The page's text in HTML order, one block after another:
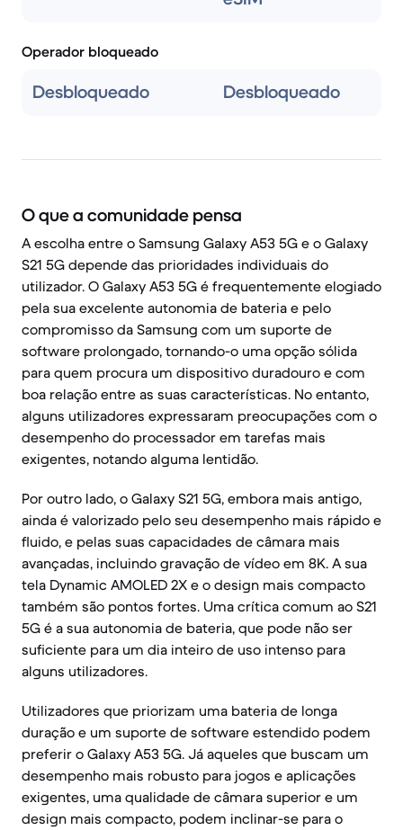
Operador bloqueado
Desbloqueado Desbloqueado
O que a comunidade pensa
A escolha entre o Samsung Galaxy A53 5G e o Galaxy
S21 5G depende das prioridades individuais do
utilizador. O Galaxy A53 5G é frequentemente elogiado
pela sua excelente autonomia de bateria e pelo
compromisso da Samsung com um suporte de
software prolongado, tornando-o uma opção sólida
para quem procura um dispositivo duradouro e com
boa relação entre as suas características. No entanto,
alguns utilizadores expressaram preocupações com o
desempenho do processador em tarefas mais
exigentes, notando alguma lentidão.
Por outro lado, o Galaxy S21 5G, embora mais antigo,
ainda é valorizado pelo seu desempenho mais rápido e
fluido, e pelas suas capacidades de câmara mais
avançadas, incluindo gravação de vídeo em 8K. A sua
tela Dynamic AMOLED 2X e o design mais compacto
também são pontos fortes. Uma crítica comum ao S21
5G é a sua autonomia de bateria, que pode não ser
suficiente para um dia inteiro de uso intenso para
alguns utilizadores.
Utilizadores que priorizam uma bateria de longa
duração e um suporte de software estendido podem
preferir o Galaxy A53 5G. Já aqueles que buscam um
desempenho mais robusto para jogos e aplicações
exigentes, uma qualidade de câmara superior e um
design mais compacto, podem inclinar-se para o